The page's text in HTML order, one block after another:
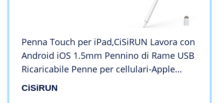
Penna Touch per iPad,CiSiRUN Lavora con
Android iOS 1.5mm Pennino di Rame USB
Ricaricabile Penne per cellulari-Apple
iPad/PRO/Air/Mini/iPhone/Huawei/Samsu
CiSiRUN